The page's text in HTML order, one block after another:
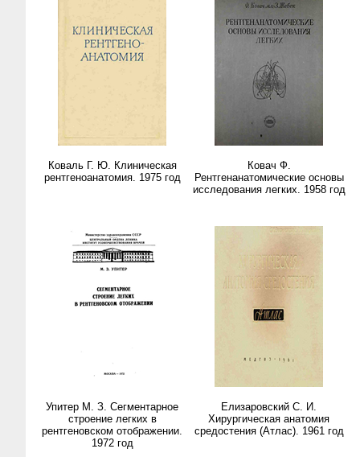
Коваль Г. Ю. Клиническая
рентгеноанатомия. 1975 год
Ковач Ф.
Рентгенанатомические основы
исследования легких. 1958 год
Упитер М. З. Сегментарное
строение легких в
рентгеновском отображении.
1972 год
Елизаровский С. И.
Хирургическая анатомия
средостения (Атлас). 1961 год